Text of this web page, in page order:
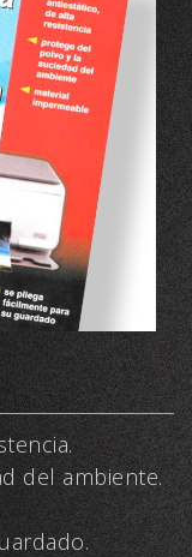
del ambiente.